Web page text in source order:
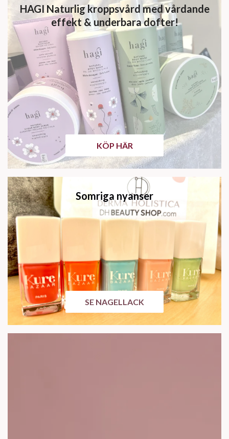
HAGI Naturlig kroppsvård med vårdande
effekt & underbara dofter!
KÖP HÄR
Somriga nyanser
SE NAGELLACK